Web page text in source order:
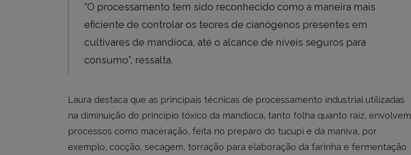
“O processamento tem sido reconhecido como a maneira mais
eficiente de controlar os teores de cianógenos presentes em
cultivares de mandioca, até o alcance de níveis seguros para
consumo”, ressalta.
Laura destaca que as principais técnicas de processamento industrial utilizadas
na diminuição do princípio tóxico da mandioca, tanto folha quanto raiz, envolvem
processos como maceração, feita no preparo do tucupi e da maniva, por
exemplo, cocção, secagem, torração para elaboração da farinha e fermentação